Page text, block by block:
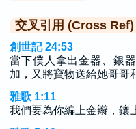
交叉引用 (Cross Ref)
創世記 24:53
當下僕人拿出金器、銀
加，又將寶物送給她哥哥
雅歌 1:11
我們要為你編上金辮，鑲